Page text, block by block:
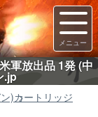
軍放出品 1発 (中
.jp
)カートリッジ